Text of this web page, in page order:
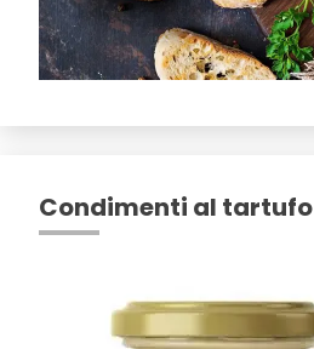
Condimenti al tartufo